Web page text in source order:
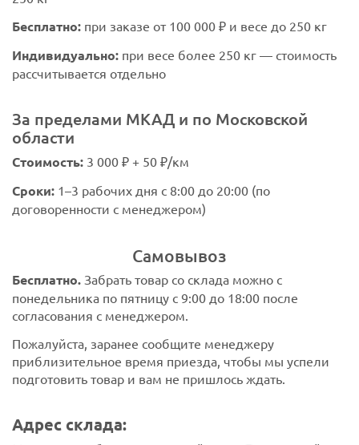
Бесплатно: при заказе от 100 000 ₽ и весе до 250 кг
Индивидуально: при весе более 250 кг — стоимость
рассчитывается отдельно
За пределами МКАД и по Московской
области
Стоимость: 3 000 ₽ + 50 ₽/км
Сроки: 1–3 рабочих дня с 8:00 до 20:00 (по
договоренности с менеджером)
Самовывоз
Бесплатно. Забрать товар со склада можно с
понедельника по пятницу с 9:00 до 18:00 после
согласования с менеджером.
Пожалуйста, заранее сообщите менеджеру
приблизительное время приезда, чтобы мы успели
подготовить товар и вам не пришлось ждать.
Адрес склада: